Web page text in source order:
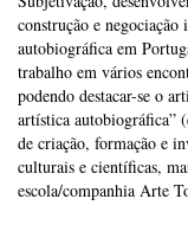
construção e
autobiográfica em
trabalho em vários
podendo destacar-se o
artística autobiográfica”
de criação, formação e
culturais e científicas,
escola/companhia Arte